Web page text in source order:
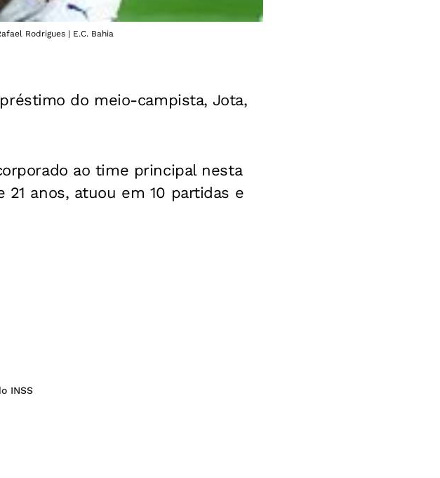
Rodrigues | E.C. Bahia
do meio-campista, Jota,
ao time principal nesta
21 anos, atuou em 10 partidas e
INSS